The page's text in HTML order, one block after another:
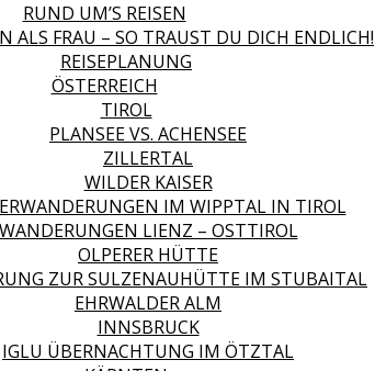
RUND UM’S REISEN
ALS FRAU – SO TRAUST DU DICH ENDLICH!
REISEPLANUNG
ÖSTERREICH
TIROL
PLANSEE VS. ACHENSEE
ZILLERTAL
WILDER KAISER
IM WIPPTAL IN TIROL
WANDERUNGEN LIENZ – OSTTIROL
OLPERER HÜTTE
ZUR SULZENAUHÜTTE IM STUBAITAL
EHRWALDER ALM
INNSBRUCK
IGLU ÜBERNACHTUNG IM ÖTZTAL